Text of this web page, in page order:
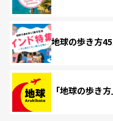
地球の歩き方
「地球の歩き